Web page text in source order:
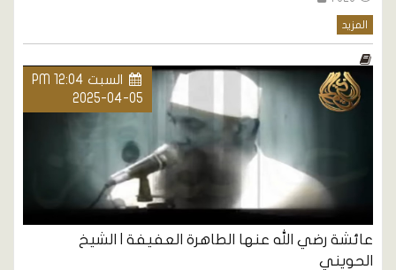
المزيد
السبت PM 12:04
2025-04-05
عائشة رضي الله عنها الطاهرة العفيفة | الشيخ
الحويني